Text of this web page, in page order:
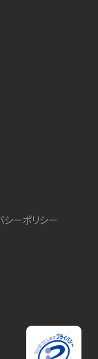
シーポリシー